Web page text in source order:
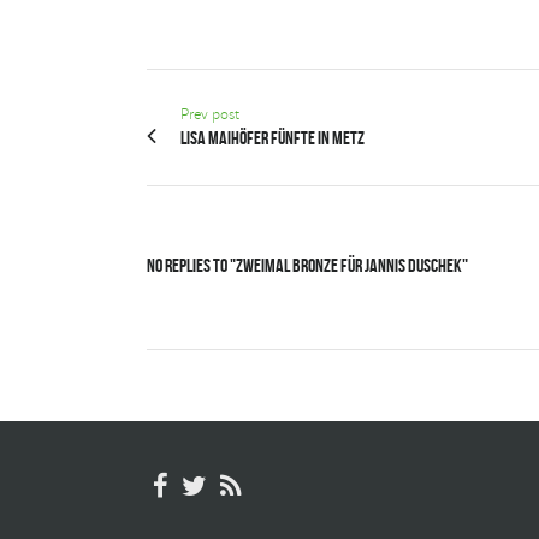
Prev post
Lisa Maihöfer Fünfte in Metz
No Replies to "Zweimal Bronze für Jannis Duschek"